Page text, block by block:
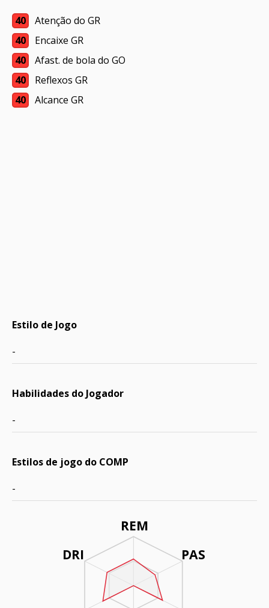
REM
PAS
DRI
40
Atenção do GR
40
Encaixe GR
40
Afast. de bola do GO
40
Reflexos GR
40
Alcance GR
Estilo de Jogo
-
Habilidades do Jogador
-
Estilos de jogo do COMP
-